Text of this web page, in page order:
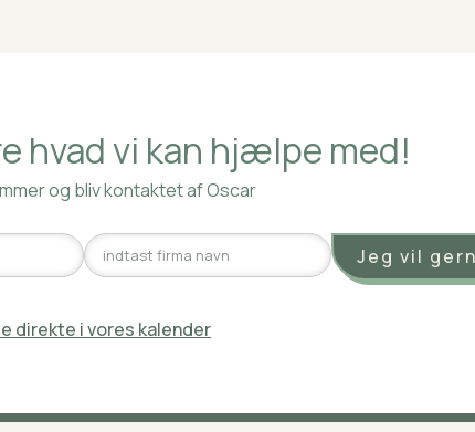
hvad vi kan hjælpe med!
og bliv kontaktet af Oscar
direkte i vores kalender